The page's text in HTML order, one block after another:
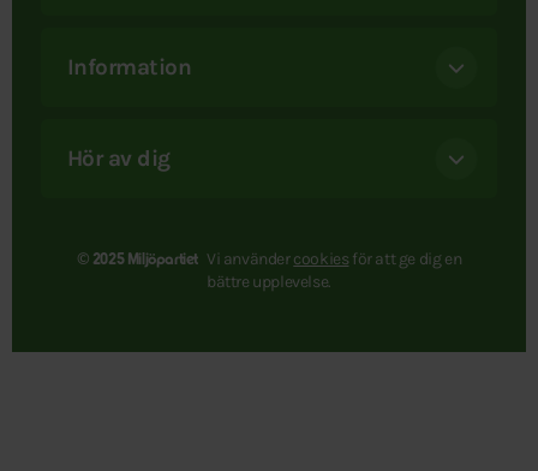
Information
Hör av dig
© 2025 Miljöpartiet Vi användercookies för att ge dig en
bättre upplevelse.